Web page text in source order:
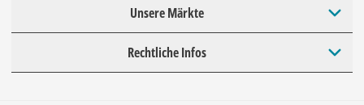
Unsere Märkte
Rechtliche Infos